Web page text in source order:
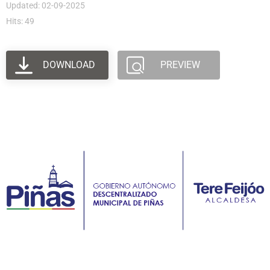
Updated: 02-09-2025
Hits: 49
DOWNLOAD PREVIEW